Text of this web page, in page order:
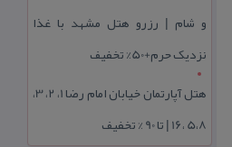
و شام | رزرو هتل مشهد با غذا
نزدیک حرم+50% تخفیف
هتل آپارتمان خیابان امام رضا 1، 2، 3،
5،8 ،16 | تا 90 % تخفیف